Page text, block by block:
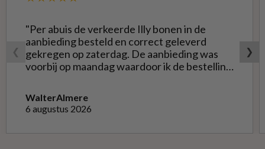
❮
"Per abuis de verkeerde Illy bonen in de
aanbieding besteld en correct geleverd
gekregen op zaterdag. De aanbieding was
voorbij op maandag waardoor ik de bestelling
worden voor de goede; dat kon misschien in
Haarlem bij de winkel. Op meerdere mails
WalterAlmere
6 augustus 2026
❯